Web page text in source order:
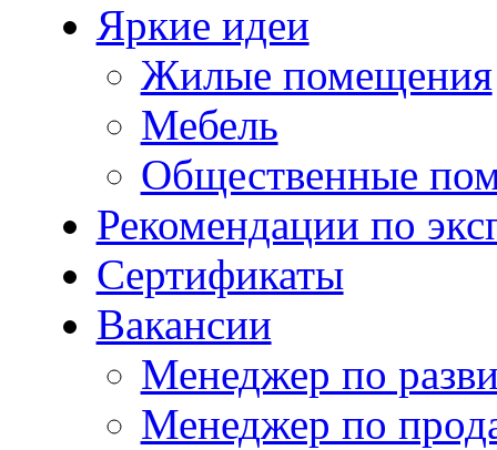
Яркие идеи
Жилые помещения
Мебель
Общественные
Рекомендации по
Сертификаты
Вакансии
Менеджер по
Менеджер по